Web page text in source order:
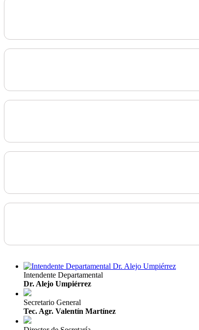
Intendente Departamental
Dr. Alejo Umpiérrez
Secretario General
Tec. Agr. Valentín Martínez